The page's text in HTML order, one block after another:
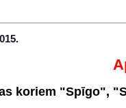
koriem "Spīgo",